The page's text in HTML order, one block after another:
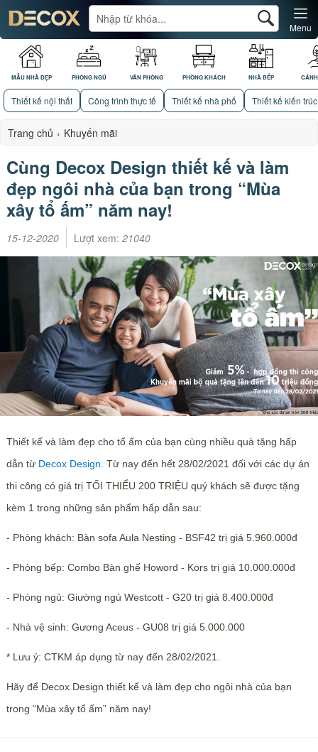
MẪU NHÀ ĐẸP PHÒNG NGỦ VĂN PHÒNG PHÒNG KHÁCH NHÀ BẾP
Menu
Thiết kế nội thất Công trình thực tế Thiết kế nhà phố Thiết kế kiến trúc
Trang chủ › Khuyến mãi
Cùng Decox Design thiết kế và làm
đẹp ngôi nhà của bạn trong “Mùa
xây tổ ấm” năm nay!
15-12-2020 Lượt xem: 21040
Thiết kế và làm đẹp cho tổ ấm của bạn cùng nhiều quà tặng hấp
dẫn từ Decox Design . Từ nay đến hết 28/02/2021 đối với các dự án
thi công có giá trị TỐI THIỂU 200 TRIỆU quý khách sẽ được tặng
kèm 1 trong những sản phẩm hấp dẫn sau:
- Phòng khách: Bàn sofa Aula Nesting - BSF42 trị giá 5.960.000đ
- Phòng bếp: Combo Bàn ghế Howord - Kors trị giá 10.000.000đ
- Phòng ngủ: Giường ngủ Westcott - G20 trị giá 8.400.000đ
- Nhà vệ sinh: Gương Aceus - GU08 trị giá 5.000.000
* Lưu ý: CTKM áp dụng từ nay đến 28/02/2021.
Hãy để Decox Design thiết kế và làm đẹp cho ngôi nhà của bạn
trong “Mùa xây tổ ấm” năm nay!